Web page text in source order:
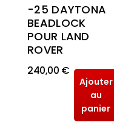
-25 DAYTONA
BEADLOCK
POUR LAND
ROVER
240,00 €
Ajouter
au
panier